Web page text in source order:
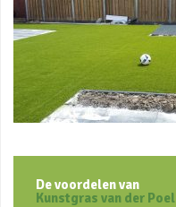
De voordelen van
Kunstgras van der Poel